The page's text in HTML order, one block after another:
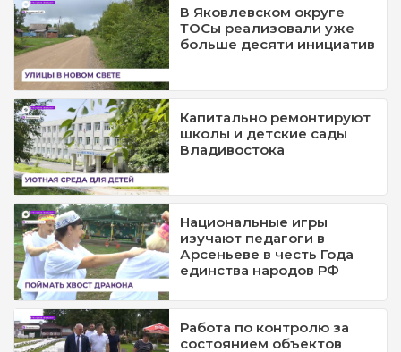
В Яковлевском округе
ТОСы реализовали уже
больше десяти инициатив
Капитально ремонтируют
школы и детские сады
Владивостока
Национальные игры
изучают педагоги в
Арсеньеве в честь Года
единства народов РФ
Работа по контролю за
состоянием объектов